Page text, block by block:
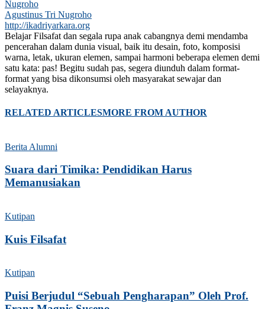
Agustinus Tri Nugroho
http://ikadriyarkara.org
Belajar Filsafat dan segala rupa anak cabangnya demi mendamba
pencerahan dalam dunia visual, baik itu desain, foto, komposisi
warna, letak, ukuran elemen, sampai harmoni beberapa elemen demi
satu kata: pas! Begitu sudah pas, segera diunduh dalam format-
format yang bisa dikonsumsi oleh masyarakat sewajar dan
selayaknya.
RELATED ARTICLESMORE FROM AUTHOR
Berita Alumni
Suara dari Timika: Pendidikan Harus
Memanusiakan
Kutipan
Kuis Filsafat
Kutipan
Puisi Berjudul “Sebuah Pengharapan” Oleh Prof.